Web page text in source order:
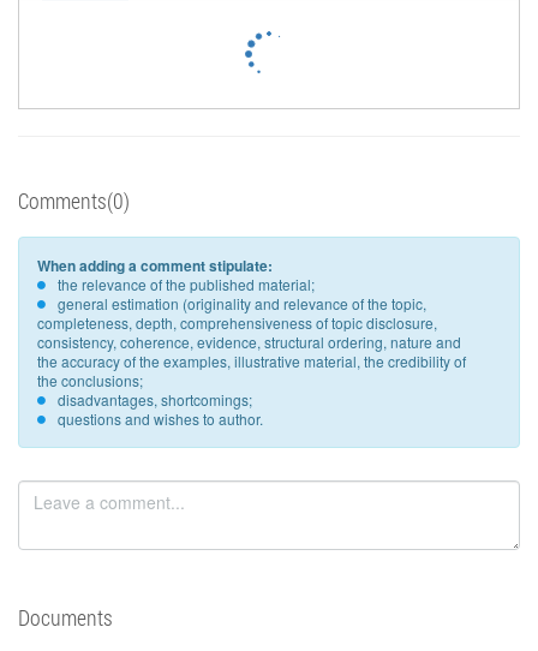
Comments(0)
When adding a comment stipulate:
the relevance of the published material;
general estimation (originality and relevance of the topic,
completeness, depth, comprehensiveness of topic disclosure,
consistency, coherence, evidence, structural ordering, nature and
the accuracy of the examples, illustrative material, the credibility of
the conclusions;
disadvantages, shortcomings;
questions and wishes to author.
Documents